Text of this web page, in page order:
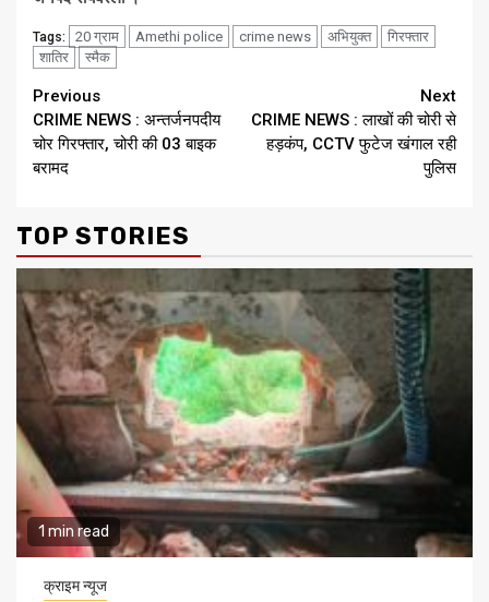
Tags: 20 ग्राम Amethi police crime news अभियुक्त
गिरफ्तार
शातिर
स्मैक
Continue
Reading
Previous
CRIME NEWS : अन्तर्जनपदीय
चोर गिरफ्तार, चोरी की 03 बाइक
बरामद
Next
CRIME NEWS : लाखों की चोरी से
हड़कंप, CCTV फुटेज खंगाल रही
पुलिस
TOP STORIES
1 min read
क्राइम न्यूज